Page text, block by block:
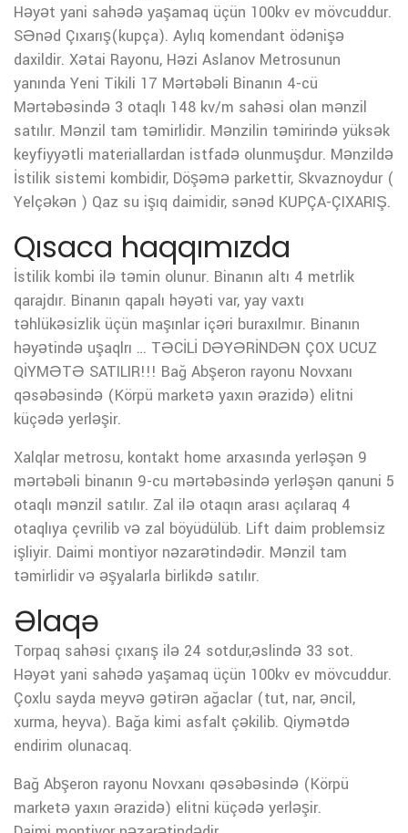
Həyət yani sahədə yaşamaq üçün 100kv ev mövcuddur.
SƏnəd Çıxarış(kupça). Aylıq komendant ödənişə
daxildir. Xətai Rayonu, Həzi Aslanov Metrosunun
yanında Yeni Tikili 17 Mərtəbəli Binanın 4-cü
Mərtəbəsində 3 otaqlı 148 kv/m sahəsi olan mənzil
satılır. Mənzil tam təmirlidir. Mənzilin təmirində yüksək
keyfiyyətli materiallardan istfadə olunmuşdur. Mənzildə
İstilik sistemi kombidir, Döşəmə parkettir, Skvaznoydur (
Yelçəkən ) Qaz su işıq daimidir, sənəd KUPÇA-ÇIXARIŞ.
Qısaca haqqımızda
İstilik kombi ilə təmin olunur. Binanın altı 4 metrlik
qarajdır. Binanın qapalı həyəti var, yay vaxtı
təhlükəsizlik üçün maşınlar içəri buraxılmır. Binanın
həyətində uşaqlrı … TƏCİLİ DƏYƏRİNDƏN ÇOX UCUZ
QİYMƏTƏ SATILIR!!! Bağ Abşeron rayonu Novxanı
qəsəbəsində (Körpü marketə yaxın ərazidə) elitni
küçədə yerləşir.
Xalqlar metrosu, kontakt home arxasında yerləşən 9
mərtəbəli binanın 9-cu mərtəbəsində yerləşən qanuni 5
otaqlı mənzil satılır. Zal ilə otaqın arası açılaraq 4
otaqlıya çevrilib və zal böyüdülüb. Lift daim problemsiz
işliyir. Daimi montiyor nəzarətindədir. Mənzil tam
təmirlidir və əşyalarla birlikdə satılır.
Əlaqə
Torpaq sahəsi çıxarış ilə 24 sotdur,əslində 33 sot.
Həyət yani sahədə yaşamaq üçün 100kv ev mövcuddur.
Çoxlu sayda meyvə gətirən ağaclar (tut, nar, əncil,
xurma, heyva). Bağa kimi asfalt çəkilib. Qiymətdə
endirim olunacaq.
Bağ Abşeron rayonu Novxanı qəsəbəsində (Körpü
marketə yaxın ərazidə) elitni küçədə yerləşir.